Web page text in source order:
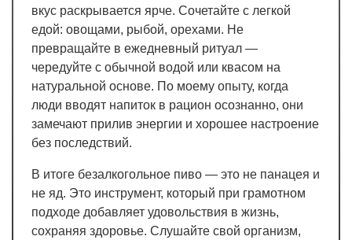
вкус раскрывается ярче. Сочетайте с легкой
едой: овощами, рыбой, орехами. Не
превращайте в ежедневный ритуал —
чередуйте с обычной водой или квасом на
натуральной основе. По моему опыту, когда
люди вводят напиток в рацион осознанно, они
замечают прилив энергии и хорошее настроение
без последствий.
В итоге безалкогольное пиво — это не панацея и
не яд. Это инструмент, который при грамотном
подходе добавляет удовольствия в жизнь,
сохраняя здоровье. Слушайте свой организм,